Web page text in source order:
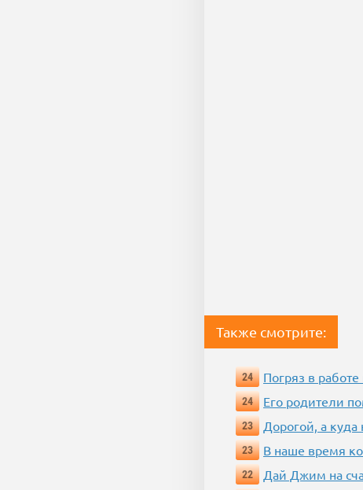
Также смотрите:
24 Погряз в
24
Его родители
23
Дорогой, а куда
23
В наше время
22
Дай Джим на